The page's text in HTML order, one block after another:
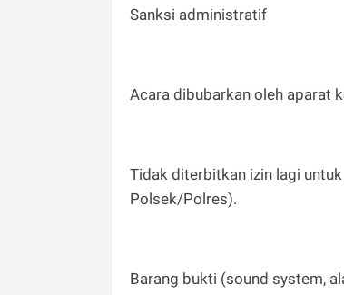
Sanksi administratif
Acara dibubarkan oleh aparat
Tidak diterbitkan izin lagi
Polsek/Polres).
Barang bukti (sound system,